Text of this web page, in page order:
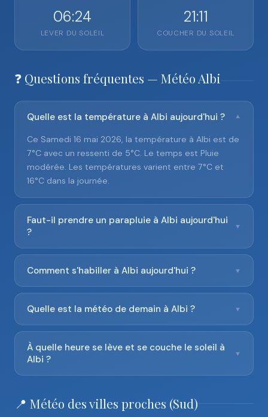
06:24
LEVER DU SOLEIL
21:11
COUCHER DU SOLEIL
❓ Questions fréquentes — Météo Albi
Quelle est la température à Albi aujourd'hui ? ▼
Ce Samedi 16 mai 2026, la température à Albi est de
7°C avec un ressenti de 5°C. Le temps est Pluie
modérée. Les températures varient entre 7°C et
16°C dans la journée.
Faut-il prendre un parapluie à Albi aujourd'hui
?
▼
Comment s'habiller à Albi aujourd'hui ? ▼
Quelle est la météo de demain à Albi ? ▼
À quelle heure se lève et se couche le soleil à
Albi ?
▼
📍 Météo des villes proches (Sud)